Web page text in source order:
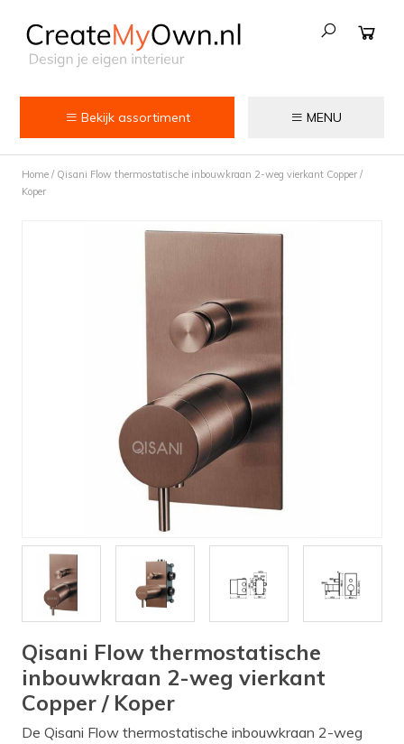
Bekijk assortiment
Kokend water kranen
Voedselrestenvermalers
Wastafels
$$$ ACTIES $$$
MENU
Home/ Qisani Flow thermostatische inbouwkraan 2-weg vierkant Copper /
Koper
Qisani Flow thermostatische
inbouwkraan 2-weg vierkant
Copper / Koper
De Qisani Flow thermostatische inbouwkraan 2-weg